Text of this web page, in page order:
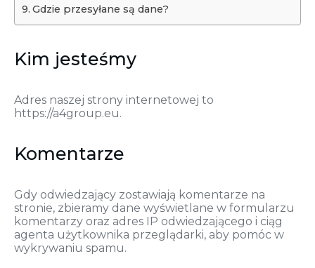
Gdzie przesyłane są dane?
Kim jesteśmy
Adres naszej strony internetowej to
https://a4group.eu.
Komentarze
Gdy odwiedzający zostawiają komentarze na
stronie, zbieramy dane wyświetlane w formularzu
komentarzy oraz adres IP odwiedzającego i ciąg
agenta użytkownika przeglądarki, aby pomóc w
wykrywaniu spamu.